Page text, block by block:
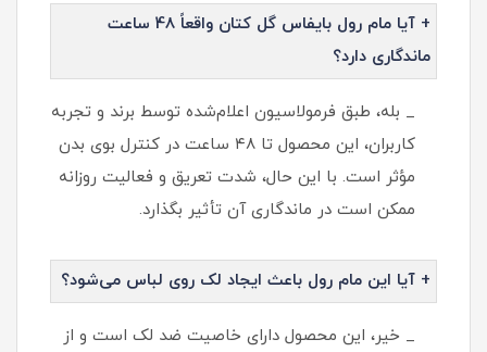
+ آیا مام رول بایفاس گل کتان واقعاً 48 ساعت
ماندگاری دارد؟
_ بله، طبق فرمولاسیون اعلام‌شده توسط برند و تجربه
کاربران، این محصول تا ۴۸ ساعت در کنترل بوی بدن
مؤثر است. با این حال، شدت تعریق و فعالیت روزانه
ممکن است در ماندگاری آن تأثیر بگذارد.
+ آیا این مام رول باعث ایجاد لک روی لباس می‌شود؟
_ خیر، این محصول دارای خاصیت ضد لک است و از